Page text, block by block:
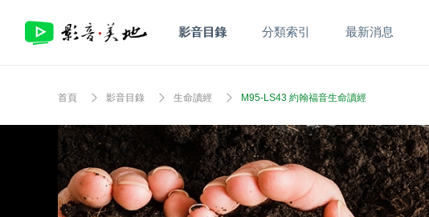
影音目錄 分類索引 最新消息
首頁 影音目錄 生命讀經 M95-LS43 約翰福音生命讀經